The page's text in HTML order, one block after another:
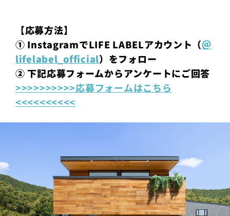
【応募方法】
① InstagramでLIFE LABELアカウント（＠
lifelabel_official）をフォロー
② 下記応募フォームからアンケートにご回答
>>>>>>>>>>応募フォームはこちら
<<<<<<<<<<